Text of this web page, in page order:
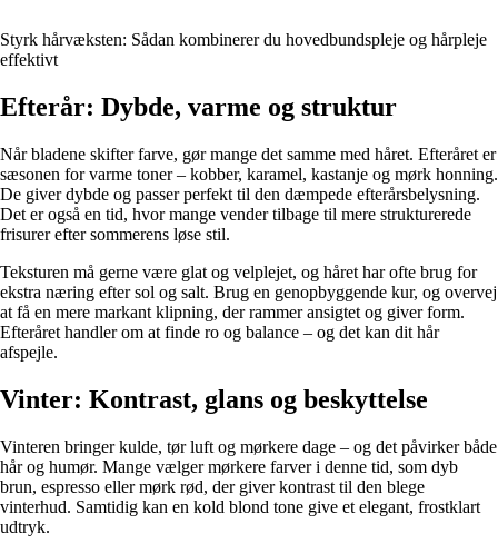
Styrk hårvæksten: Sådan kombinerer du hovedbundspleje og hårpleje
effektivt
Efterår: Dybde, varme og struktur
Når bladene skifter farve, gør mange det samme med håret. Efteråret er
sæsonen for varme toner – kobber, karamel, kastanje og mørk honning.
De giver dybde og passer perfekt til den dæmpede efterårsbelysning.
Det er også en tid, hvor mange vender tilbage til mere strukturerede
frisurer efter sommerens løse stil.
Teksturen må gerne være glat og velplejet, og håret har ofte brug for
ekstra næring efter sol og salt. Brug en genopbyggende kur, og overvej
at få en mere markant klipning, der rammer ansigtet og giver form.
Efteråret handler om at finde ro og balance – og det kan dit hår
afspejle.
Vinter: Kontrast, glans og beskyttelse
Vinteren bringer kulde, tør luft og mørkere dage – og det påvirker både
hår og humør. Mange vælger mørkere farver i denne tid, som dyb
brun, espresso eller mørk rød, der giver kontrast til den blege
vinterhud. Samtidig kan en kold blond tone give et elegant, frostklart
udtryk.